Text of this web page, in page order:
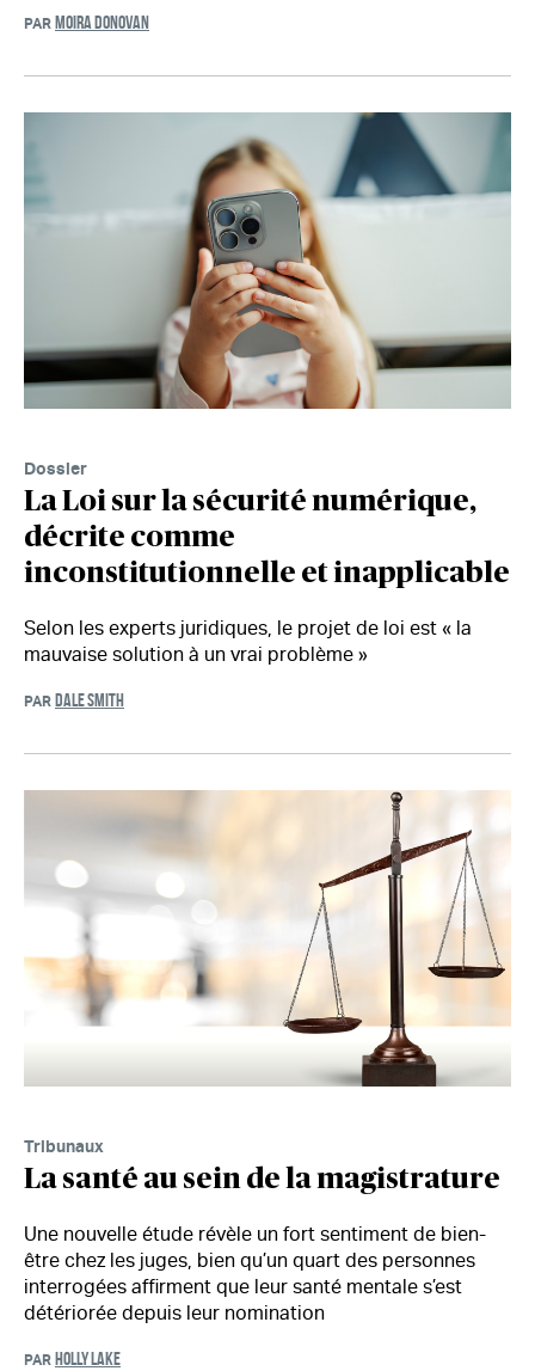
PAR MOIRA DONOVAN
Dossier
La Loi sur la sécurité numérique,
décrite comme
inconstitutionnelle et inapplicable
Selon les experts juridiques, le projet de loi est « la
mauvaise solution à un vrai problème »
PAR DALE SMITH
Tribunaux
La santé au sein de la magistrature
Une nouvelle étude révèle un fort sentiment de bien-
être chez les juges, bien qu’un quart des personnes
interrogées affirment que leur santé mentale s’est
détériorée depuis leur nomination
PAR HOLLY LAKE